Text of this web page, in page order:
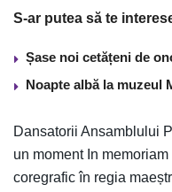
S-ar putea să te
Șase noi cetățeni de
Noapte albă la muzeul
Dansatorii Ansamblului
un moment In
coregrafic în regia